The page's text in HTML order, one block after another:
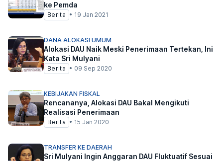
ke Pemda
Berita • 19 Jan 2021
DANA ALOKASI UMUM
Alokasi DAU Naik Meski Penerimaan Tertekan, Ini
Kata Sri Mulyani
Berita • 09 Sep 2020
KEBIJAKAN FISKAL
Rencananya, Alokasi DAU Bakal Mengikuti
Realisasi Penerimaan
Berita • 15 Jan 2020
TRANSFER KE DAERAH
Sri Mulyani Ingin Anggaran DAU Fluktuatif Sesuai